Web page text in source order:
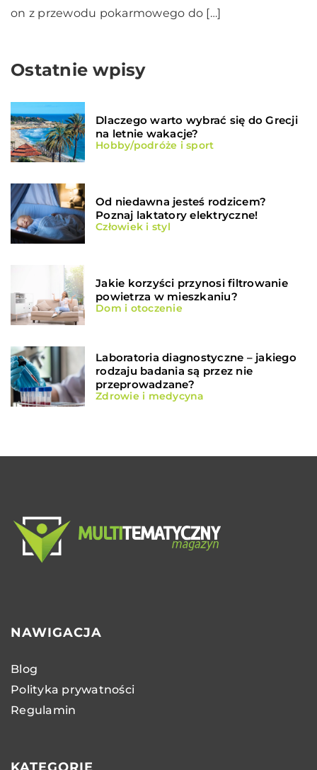
on z przewodu pokarmowego do […]
Ostatnie wpisy
Dlaczego warto wybrać się do Grecji
na letnie wakacje?
Hobby/podróże i sport
Od niedawna jesteś rodzicem?
Poznaj laktatory elektryczne!
Człowiek i styl
Jakie korzyści przynosi filtrowanie
powietrza w mieszkaniu?
Dom i otoczenie
Laboratoria diagnostyczne – jakiego
rodzaju badania są przez nie
przeprowadzane?
Zdrowie i medycyna
NAWIGACJA
Blog
Polityka prywatności
Regulamin